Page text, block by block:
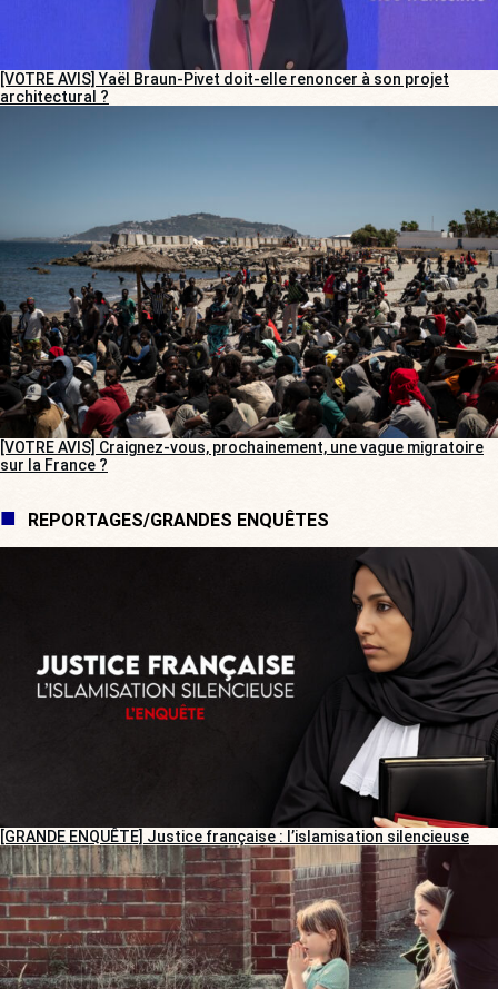
[VOTRE AVIS] Yaël Braun-Pivet doit-elle renoncer à son projet
architectural ?
[VOTRE AVIS] Craignez-vous, prochainement, une vague migratoire
sur la France ?
REPORTAGES/GRANDES ENQUÊTES
[GRANDE ENQUÊTE] Justice française : l’islamisation silencieuse